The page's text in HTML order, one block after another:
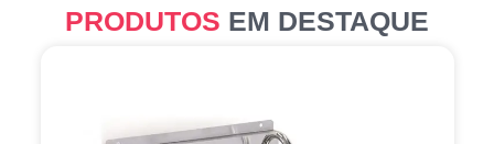
PRODUTOS EM DESTAQUE